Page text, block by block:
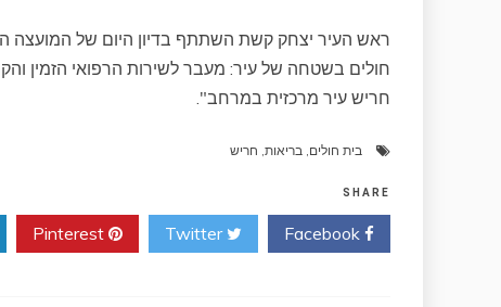
ראש העיר יצחק קשת השתתף בדיון היום של המועצה
חולים בשטחה של עיר: מעבר לשירות הרפואי הזמין
חריש עיר מרכזית במרחב".
בית חולים, בריאות, חריש
SHARE
Twitter